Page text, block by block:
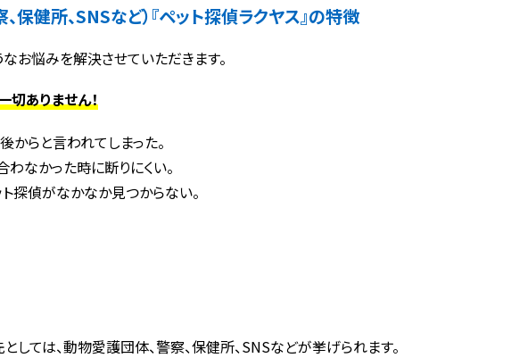
保健所、SNSなど）『ペット探偵ラクヤス』の特徴
お悩みを解決させていただきます。
ありません！
らと言われてしまった。
なかった時に断りにくい。
探偵がなかなか見つからない。
しては、動物愛護団体、警察、保健所、SNSなどが挙げられます。